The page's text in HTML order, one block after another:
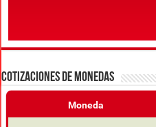
COTIZACIONES DE MONEDAS
Moneda